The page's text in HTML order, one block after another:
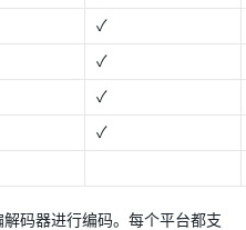
✓
✓
✓
✓
码器进行编码。每个平台都支